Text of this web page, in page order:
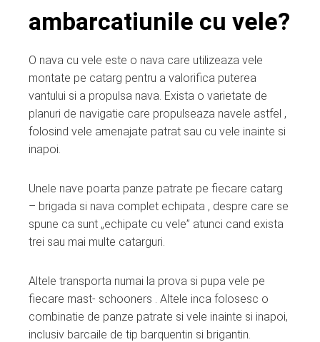
ambarcatiunile cu vele?
O nava cu vele este o nava care utilizeaza vele
montate pe catarg pentru a valorifica puterea
vantului si a propulsa nava. Exista o varietate de
planuri de navigatie care propulseaza navele astfel ,
folosind vele amenajate patrat sau cu vele inainte si
inapoi.
Unele nave poarta panze patrate pe fiecare catarg
– brigada si nava complet echipata , despre care se
spune ca sunt „echipate cu vele” atunci cand exista
trei sau mai multe catarguri.
Altele transporta numai la prova si pupa vele pe
fiecare mast- schooners . Altele inca folosesc o
combinatie de panze patrate si vele inainte si inapoi,
inclusiv barcaile de tip barquentin si brigantin.